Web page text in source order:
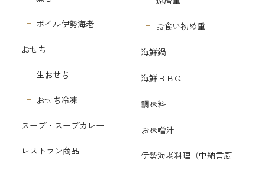
ボイル伊勢海老
おせち
生おせち
おせち冷凍
スープ・スープカレー
レストラン商品
お食い初め重
海鮮鍋
海鮮ＢＢＱ
調味料
お味噌汁
伊勢海老料理（中納言厨